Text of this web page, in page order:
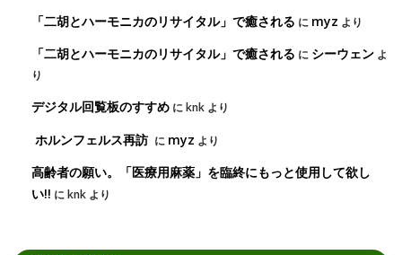
「二胡とハーモニカのリサイタル」で癒される に myz より
「二胡とハーモニカのリサイタル」で癒される に シーウェン よ
り
デジタル回覧板のすすめ にknk より
ホルンフェルス再訪 に myz より
高齢者の願い。「医療用麻薬」を臨終にもっと使用して欲し
い!! にknk より